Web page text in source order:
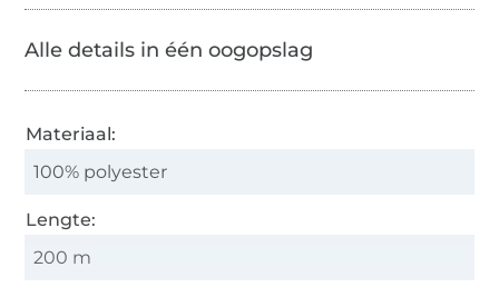
Alle details in één oogopslag
Materiaal:
100% polyester
Lengte:
200 m